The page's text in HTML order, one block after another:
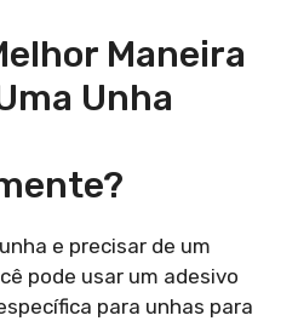
Maneira
Unha
e precisar de um
pode usar um adesivo
para unhas para